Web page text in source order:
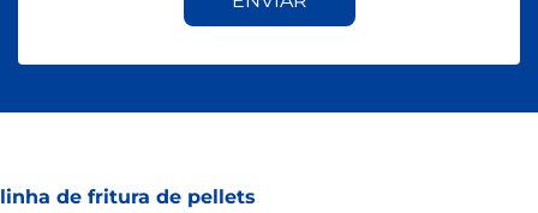
linha de fritura de pellets